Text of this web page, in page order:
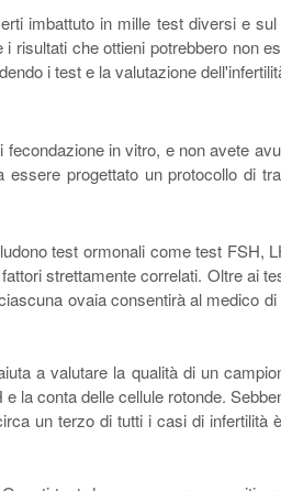
imbattuto in mille test diversi e
risultati che ottieni potrebbero non
i test e la valutazione
in vitro, e non avete
progettato un protocollo di
test ormonali come test FSH,
strettamente correlati. Oltre ai
ovaia consentirà al medico
a valutare la qualità di un
la conta delle cellule rotonde.
un terzo di tutti i casi di infertilità